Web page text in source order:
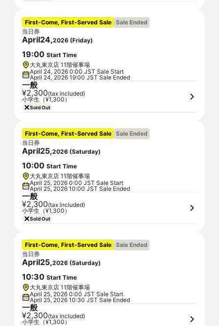
First-Come, First-Served Sale Sale Ended
当日券
April24,2026 (Friday)
19:00 Start Time
大丸東京店 11階催事場
April 24, 2026 0:00 JST Sale Start
April 24, 2026 19:00 JST Sale Ended
一般
¥2,300(tax included)
小学生（¥1,300）
Sold Out
First-Come, First-Served Sale Sale Ended
当日券
April25,2026 (Saturday)
10:00 Start Time
大丸東京店 11階催事場
April 25, 2026 0:00 JST Sale Start
April 25, 2026 10:00 JST Sale Ended
一般
¥2,300(tax included)
小学生（¥1,300）
Sold Out
First-Come, First-Served Sale Sale Ended
当日券
April25,2026 (Saturday)
10:30 Start Time
大丸東京店 11階催事場
April 25, 2026 0:00 JST Sale Start
April 25, 2026 10:30 JST Sale Ended
一般
¥2,300(tax included)
小学生（¥1,300）